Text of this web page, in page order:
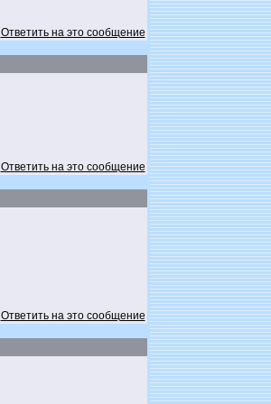
Ответить на это сообщение
Ответить на это сообщение
Ответить на это сообщение